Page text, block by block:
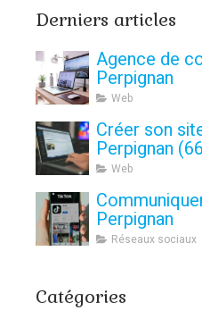
Derniers articles
Agence de
Perpignan
Web
Créer son
Perpignan
Web
Perpignan
Réseaux sociaux
Catégories